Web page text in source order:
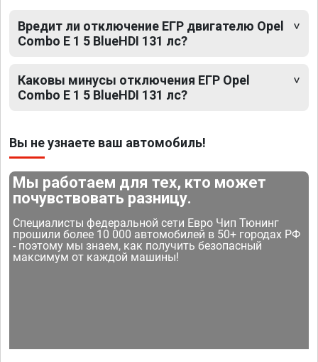
Вредит ли отключение ЕГР двигателю Opel
Combo E 1 5 BlueHDI 131 лс?
Каковы минусы отключения ЕГР Opel
Combo E 1 5 BlueHDI 131 лс?
Вы не узнаете ваш автомобиль!
Мы работаем для тех, кто может
почувствовать разницу.
Специалисты федеральной сети Евро Чип Тюнинг
прошили более 10 000 автомобилей в 50+ городах РФ
- поэтому мы знаем, как получить безопасный
максимум от каждой машины!